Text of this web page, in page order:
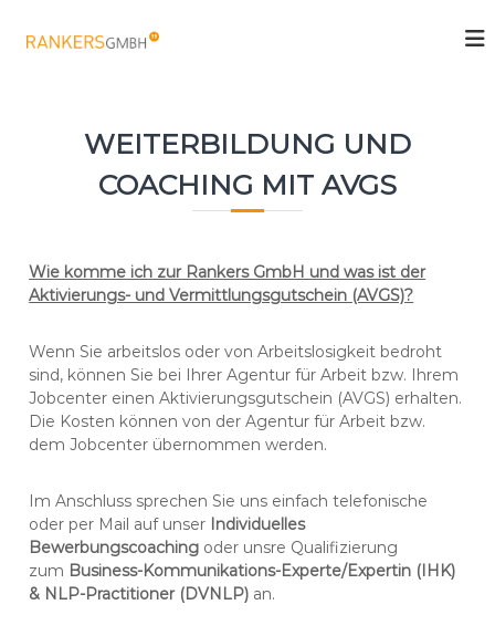
e
r
s
b
H
i
n
g
T
i
n
g
W
e
t
r
i
l
d
u
WEITERBILDUNG UND
COACHING MIT AVGS
Wie komme ich zur Rankers GmbH und was ist der
Aktivierungs- und Vermittlungsgutschein (AVGS)?
Wenn Sie arbeitslos oder von Arbeitslosigkeit bedroht
sind, können Sie bei Ihrer Agentur für Arbeit bzw. Ihrem
Jobcenter einen Aktivierungsgutschein (AVGS) erhalten.
Die Kosten können von der Agentur für Arbeit bzw.
dem Jobcenter übernommen werden.
Im Anschluss sprechen Sie uns einfach telefonische
oder per Mail auf unser Individuelles
Bewerbungscoaching oder unsre Qualifizierung
zum Business-Kommunikations-Experte/Expertin (IHK)
& NLP-Practitioner (DVNLP) an.